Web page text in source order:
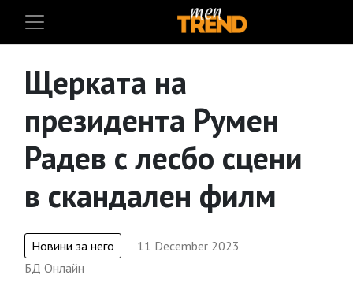
Щерката на
президента Румен
Радев с лесбо сцени
в скандален филм
Новини за него
11 December 2023
БД Онлайн